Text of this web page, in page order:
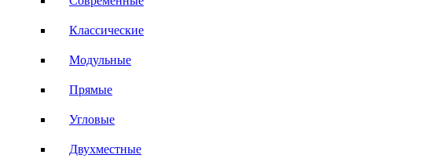
Классические
Модульные
Прямые
Угловые
Двухместные